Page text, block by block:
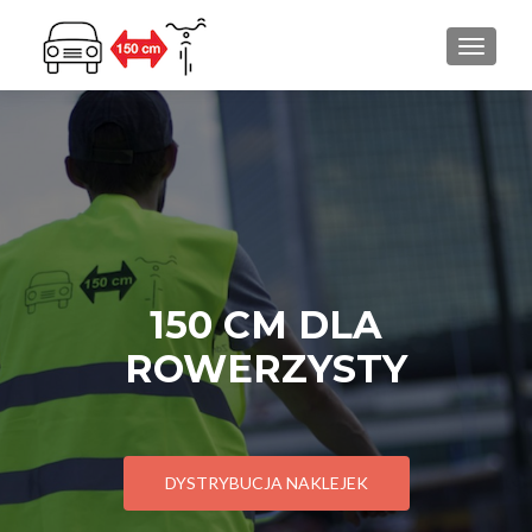
150 CM DLA
ROWERZYSTY
DYSTRYBUCJA NAKLEJEK